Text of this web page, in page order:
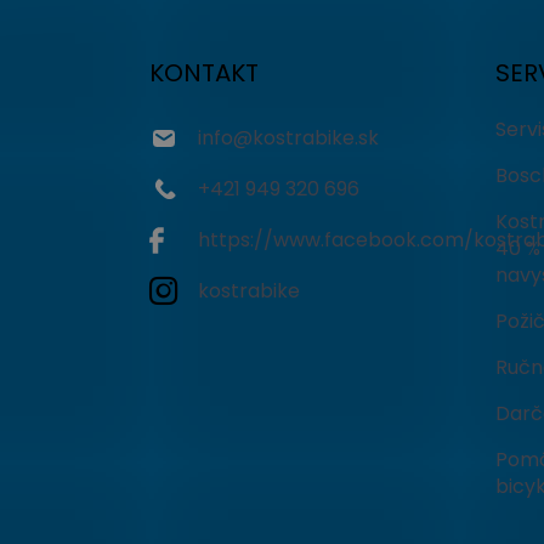
KONTAKT
info@kostrabike.sk
+421 949 320 696
https://www.facebook.com/
kostrabike
40